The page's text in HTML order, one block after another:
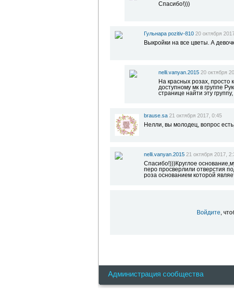
Спасибо!)))
Гульнара pozitiv-810 20 октября
Выкройки на все цветы. А
nelli.vanyan.2015 20 октября
На красных розах, просто
доступному мк в группе
странице найти эту
brause.sa 21 октября 2017, 0:45
Нелли, вы молодец, вопрос
nelli.vanyan.2015 21 октября 2017,
Спасибо!)))Круглое
перо просверлили отверстия
роза основанием которой
Войдите,
Администрация сообщества